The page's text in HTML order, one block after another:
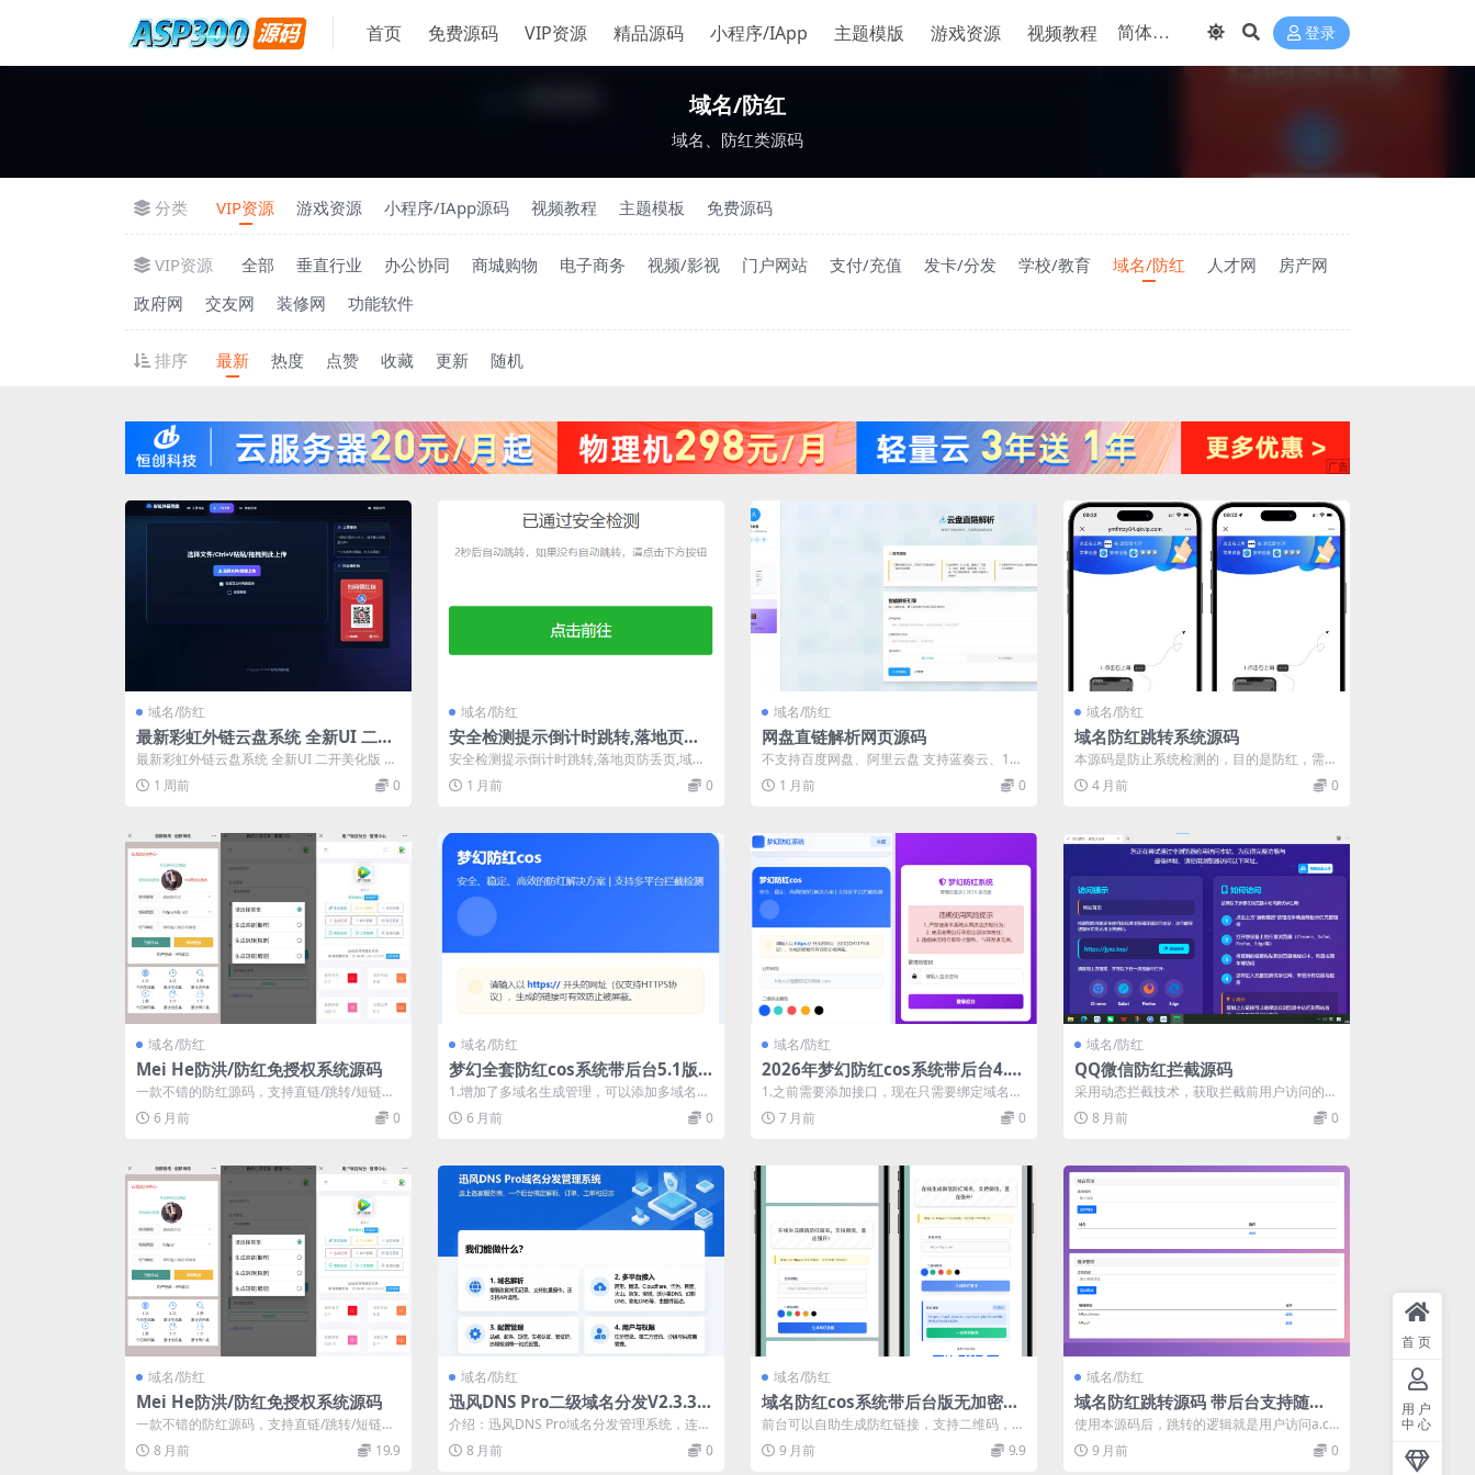
首页 免费源码 VIP资源 精品源码 小程序/IApp 主题模版 游戏资源 视频教程 登录
域名/防红
域名、防红类源码
分类 VIP资源 游戏资源 小程序/IApp源码 视频教程 主题模板 免费源码
VIP资源 全部 垂直行业 办公协同 商城购物 电子商务 视频/影视 门户网站 支付/充值 发卡/分发 学校/教育 域名/防红 人才网
房产网
政府网
交友网 装修网 功能软件
排序 最新 热度 点赞 收藏 更新 随机
域名/防红
最新彩虹外链云盘系统 全新UI 二开
美化版
最新彩虹外链云盘系统 全新UI 二开美化版 彩
虹外链网盘是一款基于 PHP 开发...
1 周前 0
域名/防红
安全检测提示倒计时跳转,落地页防
丢页,域名跳转页,域名中转页,网址跳
转安全警告
安全检测提示倒计时跳转,落地页防丢页,域名
跳转页,域名中转页,网址跳转安全警告 ...
1 月前 0
域名/防红
网盘直链解析网页源码
不支持百度网盘、阿里云盘 支持蓝奏云、123
网盘等 123网盘需要使用123pa...
1 月前 0
域名/防红
域名防红跳转系统源码
本源码是防止系统检测的，目的是防红，需要
你的域名是还没有红的状态 通过二级域名跳...
4 月前 0
域名/防红
Mei He防洪/防红免授权系统源码
一款不错的防红源码，支持直链/跳转/短链
接，使用本系统红了的域名可在微信和QQ
直...6 月前 0
域名/防红
梦幻全套防红cos系统带后台5.1版
支持http/https生成
1.增加了多域名生成管理，可以添加多域名生
成，会自动随机生成 去生成的红域名链接...
6 月前 0
域名/防红
2026年梦幻防红cos系统带后台4.5
版 生成链接全套防红
1.之前需要添加接口，现在只需要绑定域名，
直接输入域名即可 只要域名微信可以打开...
7 月前 0
域名/防红
QQ微信防红拦截源码
采用动态拦截技术，获取拦截前用户访问的网
址，并且传参到拦截页面，可以做到用户通
过...8 月前 0
域名/防红
Mei He防洪/防红免授权系统源码
一款不错的防红源码，支持直链/跳转/短链
接，使用本系统红了的域名可在微信和QQ
直...8 月前 19.9
域名/防红
迅风DNS Pro二级域名分发V2.3.3系
统源码
介绍：迅风DNS Pro域名分发管理系统，连上
各家服务商，一个后台搞定解析、订单...
8 月前 0
域名/防红
域名防红cos系统带后台版无加密源
码
前台可以自助生成防红链接，支持二维码，生
成的链接微信可直接访问，这个版本增加了
后...9 月前 9.9
域名/防红
域名防红跳转源码 带后台支持随机
跳转有效放屏蔽
使用本源码后，跳转的逻辑就是用户访问a.co
m，随机跳转到b.com或者c.co...
9 月前 0
首页
用户
中心